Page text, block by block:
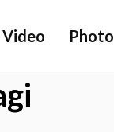
Video Photo